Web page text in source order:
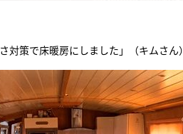
対策で床暖房にしました」（キムさん）